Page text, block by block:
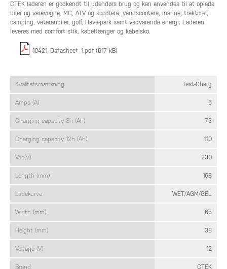
CTEK laderen er godkendt til udendørs brug og kan anvendes til at oplade
biler og varevogne, MC, ATV og scootere, vandscootere, marine, traktorer,
camping, veteranbiler, golf, Have-park samt vedvarende energi. Laderen
leveres med comfort stik, kabeltænger og kabelsko.
10421_Datasheet_1.pdf (617 kB)
Kvalitetsmærkning Test-Charg
Amps (A) 5
Charging capacity 8h (Ah) 73
Charging capacity 12h (Ah) 110
Vac(V) 230
Length (mm) 168
Ladekurve WET/AGM/GEL
Width (mm) 65
Height (mm) 38
Voltage (V) 12
Brand CTEK